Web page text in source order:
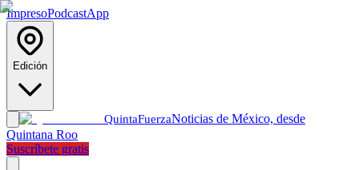
ImpresoPodcastApp
Edición
QuintaFuerzaNoticias de México, desde
Quintana Roo
Suscríbete gratis